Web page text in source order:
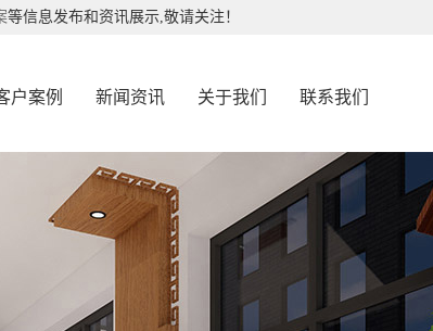
等信息发布和资讯展示,敬请关注！
户案例 新闻资讯 关于我们 联系我们